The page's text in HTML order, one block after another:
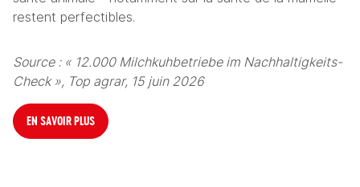
restent perfectibles.
Source : « 12.000 Milchkuhbetriebe im Nachhaltigkeits-
Check », Top agrar, 15 juin 2026
EN SAVOIR PLUS